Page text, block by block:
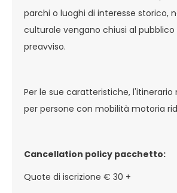
parchi o luoghi di interesse storico,
culturale vengano chiusi al pubblico
preavviso.
Per le sue caratteristiche, l'itinerario
per persone con mobilità motoria
Cancellation policy pacchetto:
Quote di iscrizione € 30 +